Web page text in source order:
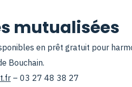
mutualisées
en prêt gratuit pour
Bouchain.
– 03 27 48 38 27